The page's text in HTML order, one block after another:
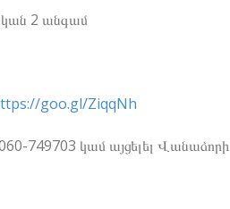
2 անգամ
goo.gl/ZiqqNh
749703 կամ այցելել Վանաձորի